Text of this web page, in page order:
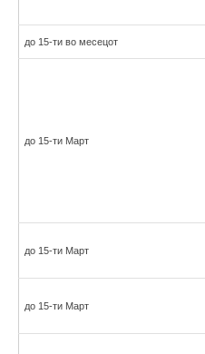
до 15-ти во месецот
до 15-ти Март
до 15-ти Март
до 15-ти Март